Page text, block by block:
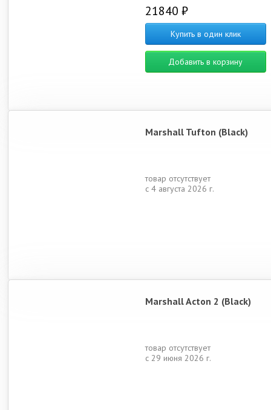
21840 ₽
Купить в один клик
Добавить в корзину
Marshall Tufton (Black)
товар отсутствует
с 4 августа 2026 г.
Marshall Acton 2 (Black)
товар отсутствует
с 29 июня 2026 г.